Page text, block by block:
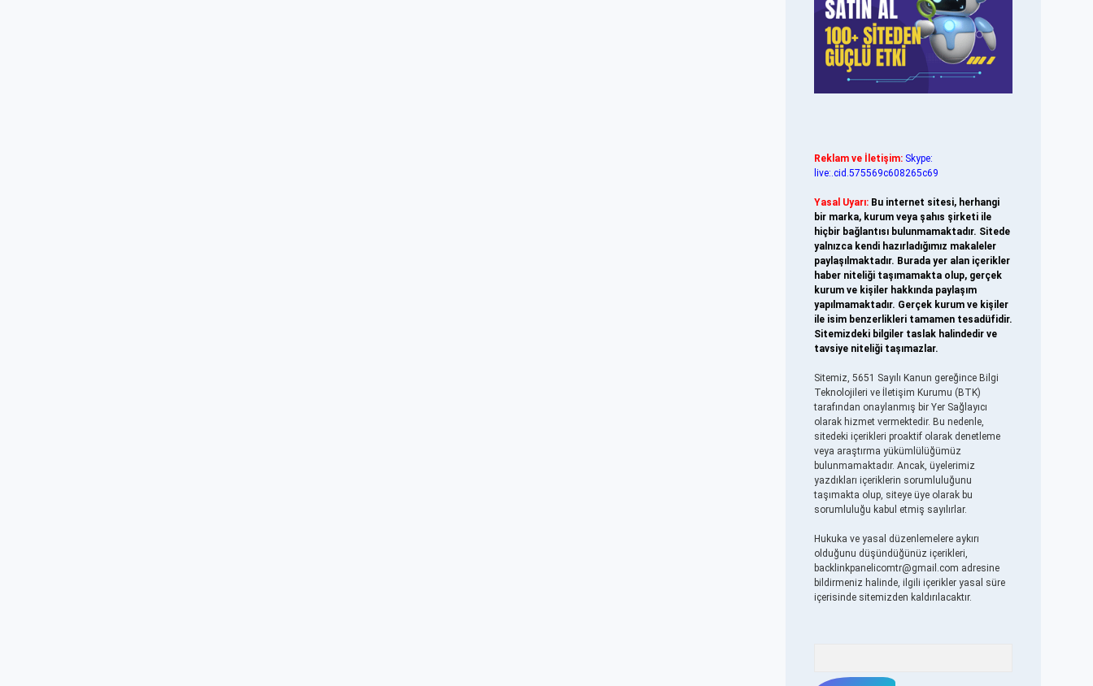
Reklam ve İletişim: Skype:
live:.cid.575569c608265c69
Yasal Uyarı: Bu internet sitesi, herhangi
bir marka, kurum veya şahıs şirketi ile
hiçbir bağlantısı bulunmamaktadır. Sitede
yalnızca kendi hazırladığımız makaleler
paylaşılmaktadır. Burada yer alan içerikler
haber niteliği taşımamakta olup, gerçek
kurum ve kişiler hakkında paylaşım
yapılmamaktadır. Gerçek kurum ve kişiler
ile isim benzerlikleri tamamen tesadüfidir.
Sitemizdeki bilgiler taslak halindedir ve
tavsiye niteliği taşımazlar.
Sitemiz, 5651 Sayılı Kanun gereğince Bilgi
Teknolojileri ve İletişim Kurumu (BTK)
tarafından onaylanmış bir Yer Sağlayıcı
olarak hizmet vermektedir. Bu nedenle,
sitedeki içerikleri proaktif olarak denetleme
veya araştırma yükümlülüğümüz
bulunmamaktadır. Ancak, üyelerimiz
yazdıkları içeriklerin sorumluluğunu
taşımakta olup, siteye üye olarak bu
sorumluluğu kabul etmiş sayılırlar.
Hukuka ve yasal düzenlemelere aykırı
olduğunu düşündüğünüz içerikleri,
backlinkpanelicomtr@gmail.com adresine
bildirmeniz halinde, ilgili içerikler yasal süre
içerisinde sitemizden kaldırılacaktır.